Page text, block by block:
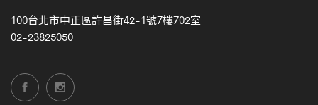
100台北市中正區許昌街42-1號7樓702室
02-23825050